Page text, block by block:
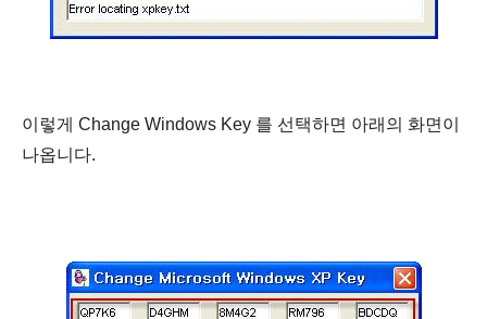
이렇게 Change Windows Key 를 선택하면 아래의 화면이
나옵니다.